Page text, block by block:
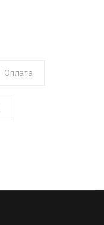
Оплата